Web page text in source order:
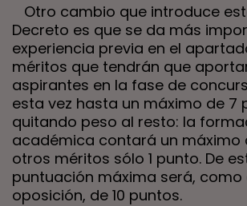
Otro cambio que introduce
Decreto es que se da más
experiencia previa en el
méritos que tendrán que
aspirantes en la fase de
esta vez hasta un máximo de 7
quitando peso al resto: la
académica contará un máximo
otros méritos sólo 1 punto. De
puntuación máxima será, como
oposición, de 10 puntos.